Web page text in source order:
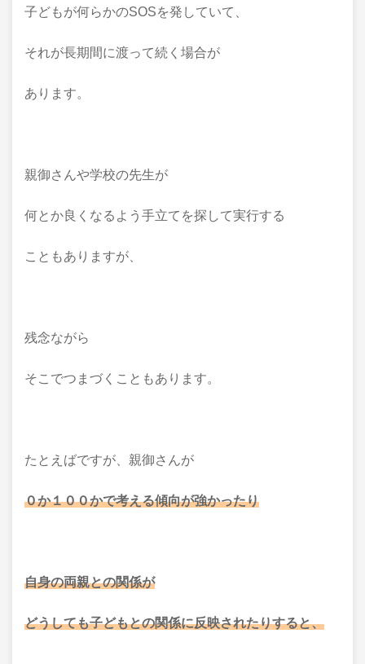
子どもが何らかのSOSを発していて、
それが長期間に渡って続く場合が
あります。
親御さんや学校の先生が
何とか良くなるよう手立てを探して実行する
こともありますが、
残念ながら
そこでつまづくこともあります。
たとえばですが、親御さんが
０か１００かで考える傾向が強かったり
自身の両親との関係が
どうしても子どもとの関係に反映されたりすると、